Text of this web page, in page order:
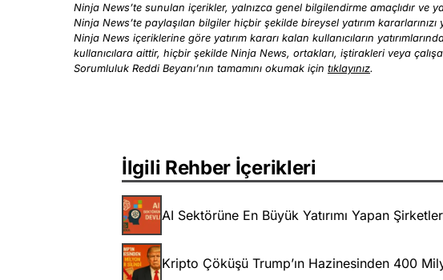
Ninja News’te sunulan içerikler, yalnızca genel bilgilendirme amaçlıdır ve
Ninja News’te paylaşılan bilgiler hiçbir şekilde bireysel yatırım kararlarınızı
Ninja News içeriklerine göre yatırım kararı kalan kullanıcıların
kullanıcılara aittir, hiçbir şekilde Ninja News, ortakları, iştirakleri veya
Sorumluluk Reddi Beyanı’nın tamamını okumak için tıklayınız.
İlgili Rehber İçerikleri
AI Sektörüne En Büyük Yatırımı Yapan
Kripto Çöküşü Trump’ın Hazinesinden 400